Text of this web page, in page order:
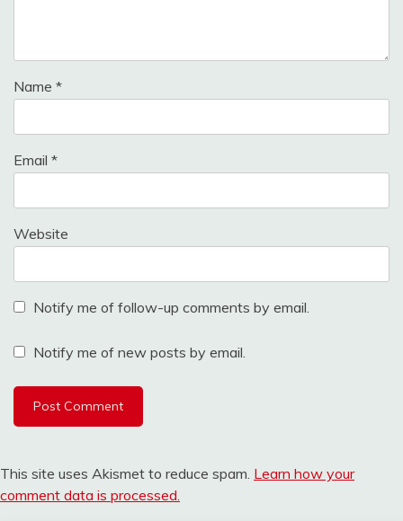
Name *
Email *
Website
Notify me of follow-up comments by email.
Notify me of new posts by email.
This site uses Akismet to reduce spam. Learn how your
comment data is processed.